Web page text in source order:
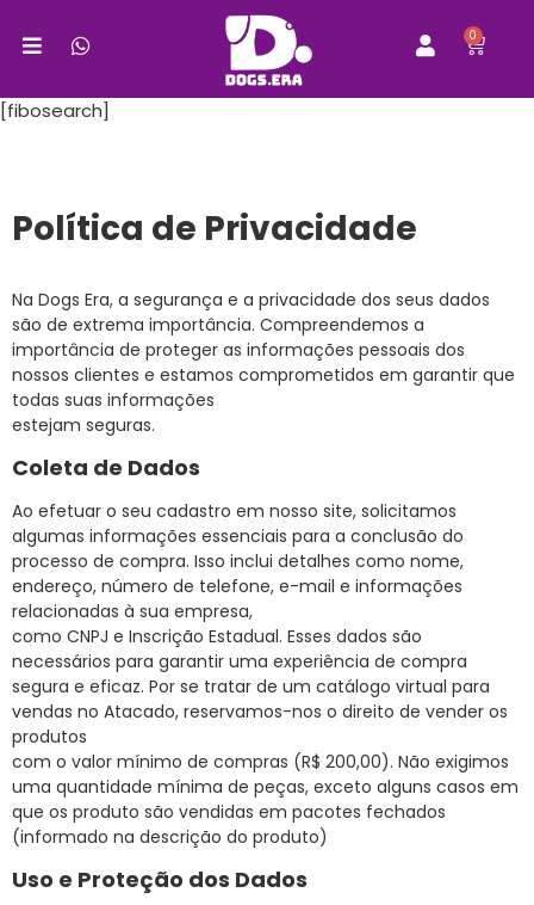
0
[fibosearch]
Política de Privacidade
Na Dogs Era, a segurança e a privacidade dos seus dados
são de extrema importância. Compreendemos a
importância de proteger as informações pessoais dos
nossos clientes e estamos comprometidos em garantir que
todas suas informações
estejam seguras.
Coleta de Dados
Ao efetuar o seu cadastro em nosso site, solicitamos
algumas informações essenciais para a conclusão do
processo de compra. Isso inclui detalhes como nome,
endereço, número de telefone, e-mail e informações
relacionadas à sua empresa,
como CNPJ e Inscrição Estadual. Esses dados são
necessários para garantir uma experiência de compra
segura e eficaz. Por se tratar de um catálogo virtual para
vendas no Atacado, reservamos-nos o direito de vender os
produtos
com o valor mínimo de compras (R$ 200,00). Não exigimos
uma quantidade mínima de peças, exceto alguns casos em
que os produto são vendidas em pacotes fechados
(informado na descrição do produto)
Uso e Proteção dos Dados